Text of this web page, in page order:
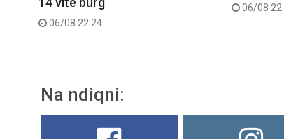
06/08 22:24
06/08
Na ndiqni: